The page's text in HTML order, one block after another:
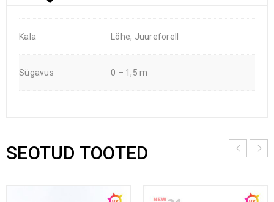
Kala Lõhe, Juureforell
Sügavus 0 – 1,5 m
SEOTUD TOOTED